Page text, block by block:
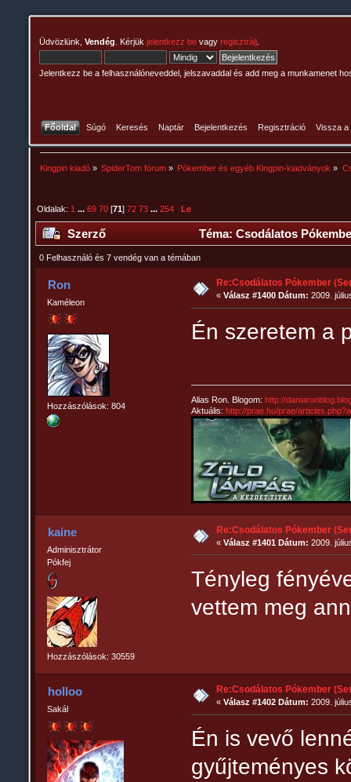
Üdvözlünk, Vendég . Kérjük jelentkezz bevagy regisztrálj.
Jelentkezz be a felhasználóneveddel, jelszavaddal és add meg a munkamenet
Főoldal Súgó Keresés Naptár Bejelentkezés Regisztráció Vissza a
Kingpin kiadó» SpiderTom fórum » Pókember és egyéb Kingpin-kiadványok »
Oldalak: 1 ... 69 70[71] 72 73 ... 254 Le
Szerző Téma: Csodálatos
0 Felhasználó és 7 vendég van a témában
Ron
Kaméleon
Hozzászólások: 804
Re:Csodálatos Pókember
«Válasz #1400 Dátum: 2009.
Én szeretem a
Alias Ron. Blogom:http://
Aktuális:http://prae.hu/prae/
kaine
Adminisztrátor
Pókfej
Hozzászólások: 30559
Re:Csodálatos Pókember
«Válasz #1401 Dátum: 2009.
Tényleg
vettem meg
holloo
Sakál
Re:Csodálatos Pókember
«Válasz #1402 Dátum: 2009.
Én is vevő
gyűjteményes